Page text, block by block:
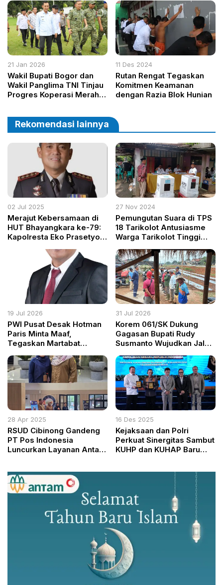
Optimalisasi Pendapatan
Pajak
Diperbaiki
21 Jan 2026
Wakil Bupati Bogor dan
Wakil Panglima TNI Tinjau
Progres Koperasi Merah
11 Des 2024
Rutan Rengat Tegaskan
Komitmen Keamanan
dengan Razia Blok Hunian
Rekomendasi lainnya
02 Jul 2025
Merajut Kebersamaan di
HUT Bhayangkara ke-79:
Kapolresta Eko Prasetyo,
Warga Bogor
27 Nov 2024
Pemungutan Suara di TPS
18 Tarikolot Antusiasme
Warga Tarikolot Tinggi
Partisipasi Mencapai 99%
19 Jul 2026
PWI Pusat Desak Hotman
Paris Minta Maaf,
Tegaskan Martabat
Direndahkan
31 Jul 2026
Korem 061/SK Dukung
Gagasan Bupati Rudy
Susmanto Wujudkan Jalur
Pertanian Terpadu
28 Apr 2025
RSUD Cibinong Gandeng
PT Pos Indonesia
Luncurkan Layanan Antar
16 Des 2025
Kejaksaan dan Polri
Perkuat Sinergitas Sambut
KUHP dan KUHAP Baru